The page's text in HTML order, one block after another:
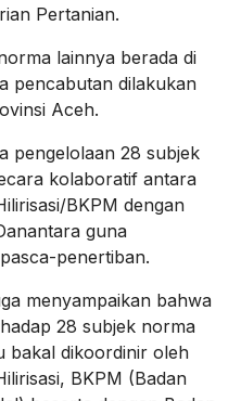
Pertanian.
lainnya berada di
pencabutan dilakukan
Aceh.
pengelolaan 28 subjek
kolaboratif antara
BKPM dengan
guna
penertiban.
menyampaikan bahwa
28 subjek norma
bakal dikoordinir oleh
BKPM (Badan